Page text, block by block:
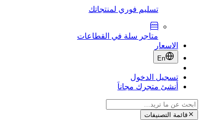
تسليم فوري لمنتجاتك
متاجر سلة في القطاعات
الاسعار
En
تسجيل الدخول
أنشئ متجرك مجاناَ
قائمة التصنيفات